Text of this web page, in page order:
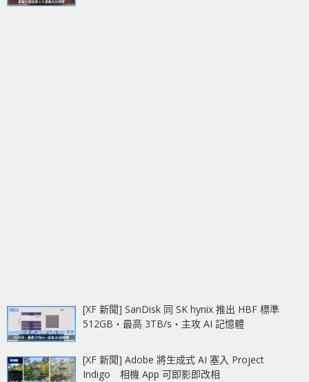
[XF 新聞] SanDisk 同 SK hynix 推出 HBF 標準
512GB‧最高 3TB/s‧主攻 AI 記憶體
[XF 新聞] Adobe 將生成式 AI 塞入 Project
Indigo 相機 App 可即影即改相